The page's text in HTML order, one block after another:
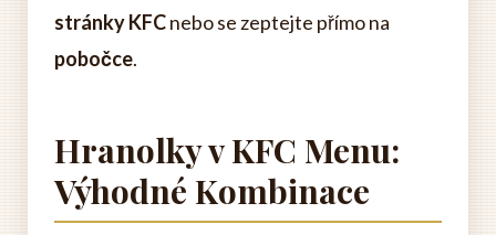
stránky KFCnebo se zeptejte přímo na
pobočce.
Hranolky v KFC Menu:
Výhodné Kombinace